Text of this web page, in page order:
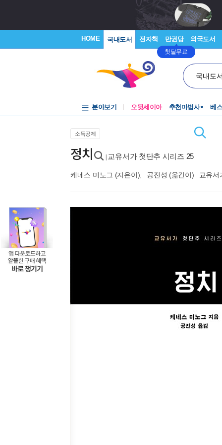
HOME 국내도서 전자책 만권당
첫달무료
외국도서
국내도
분야보기 오뒷세이아 추천마법사 베
소득공제
정치 교유서가 첫단추 시리즈 25
케네스 미노그 (지은이), 공진성 (옮긴이) 교유서